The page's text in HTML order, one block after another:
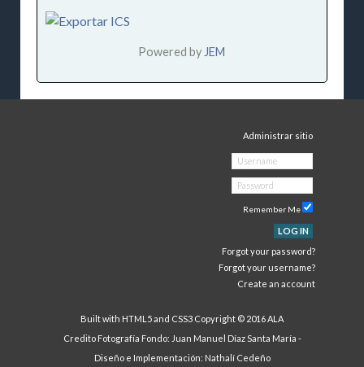
Powered by JEM
Administrar sitio
Remember Me
LOG IN
Forgot your password?
Forgot your username?
Create an account
Built with HTML5 and CSS3 Copyright © 2016 ALA
Credito Fotografía Fondo: Juan Manuel Díaz Santa María -
Diseño e Implementación: Nathalí Cedeño